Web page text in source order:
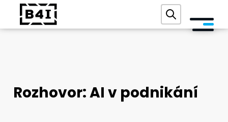
AKADEMIE
Rozhovor: AI v podnikání